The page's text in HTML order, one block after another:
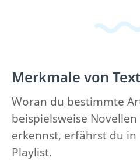
Merkmale von
Woran du bestimmte
beispielsweise
erkennst, erfährst du in
Playlist.